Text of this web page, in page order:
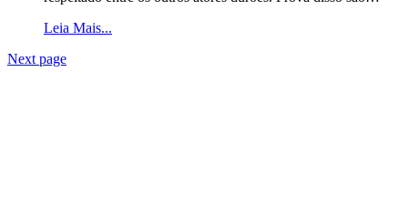
Leia Mais...
Next page